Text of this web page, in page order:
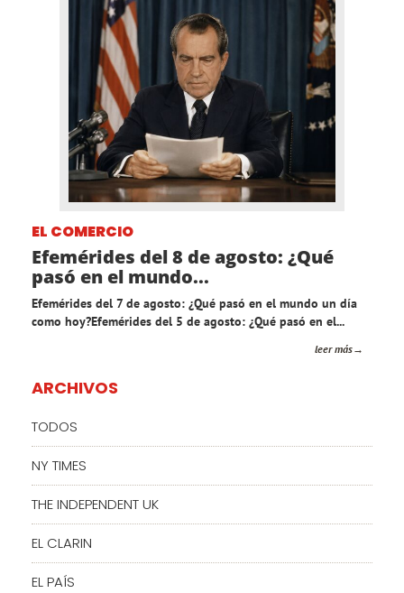
EL COMERCIO
Efemérides del 8 de agosto: ¿Qué
pasó en el mundo...
Efemérides del 7 de agosto: ¿Qué pasó en el mundo un día
como hoy?Efemérides del 5 de agosto: ¿Qué pasó en el...
leer más
ARCHIVOS
TODOS
NY TIMES
THE INDEPENDENT UK
EL CLARIN
EL PAÍS